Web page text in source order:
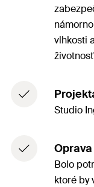
vlhkosti
Studio
Bolo
ktoré by